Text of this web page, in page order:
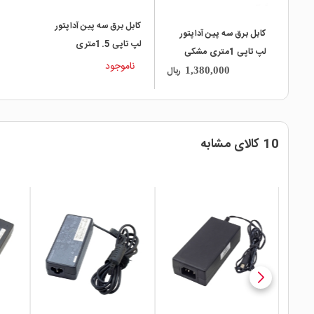
کابل برق سه پین آداپتور
لپ تاپی 1متری مشکی
1,380,000 ریال
کابل برق سه پین آداپتور
لپ تاپی 1.5متری
ناموجود
10 کالای مشابه